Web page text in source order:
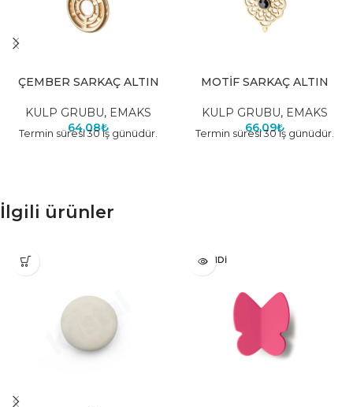
ÇEMBER SARKAÇ ALTIN
KULP GRUBU, EMAKS
64,08₺
Termin süresi 30 iş günüdür.
MOTİF SARKAÇ ALTIN
KULP GRUBU, EMAKS
66,09₺
Termin süresi 30 iş günüdür.
İlgili ürünler
TÜKENDI